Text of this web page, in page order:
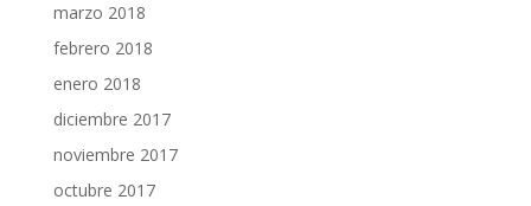
marzo 2018
febrero 2018
enero 2018
diciembre 2017
noviembre 2017
octubre 2017